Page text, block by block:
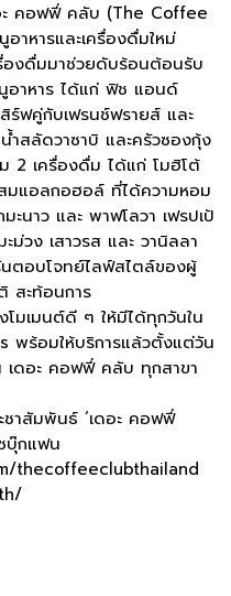
ะ คอฟฟี่ คลับ (The Coffee
าหารและเครื่องดื่มใหม่
องดื่มมาช่วยดับร้อนต้อนรับ
อาหาร ได้แก่ ฟิช แอนด์
ฟคู่กับเฟรนช์ฟรายส์ และ
ำสลัดวาซาบิ และครัวซองกุ้ง
2 เครื่องดื่ม ได้แก่ โมฮิโต้
มแอลกอฮอล์ ที่ได้ความหอม
นาว และ พาฟโลวา เฟรปเป้
วง เสาวรส และ วานิลลา
ตอบโจทย์ไลฟ์สไตล์ของผู้
สะท้อนการ
มเมนต์ดี ๆ ให้มีได้ทุกวันใน
พร้อมให้บริการแล้วตั้งแต่วัน
ดอะ คอฟฟี่ คลับ ทุกสาขา
าสัมพันธ์ ‘เดอะ คอฟฟี่
บุ๊กแฟน
thecoffeeclubthailand